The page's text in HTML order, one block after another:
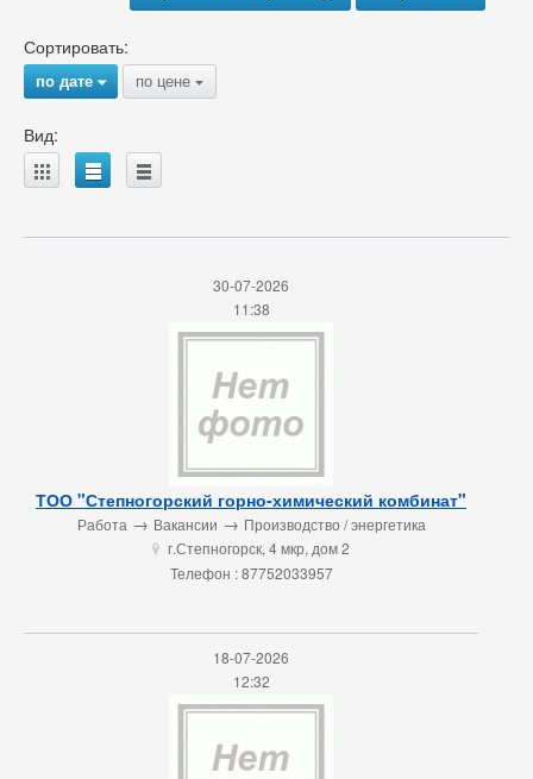
Сортировать:
по дате{ по цене {
Вид:
A B C
30-07-2026
11:38
ТОО "Степногорский горно-химический комбинат"
Работа→ Вакансии → Производство / энергетика
u г.Степногорск, 4 мкр, дом 2
Телефон : 87752033957
18-07-2026
12:32